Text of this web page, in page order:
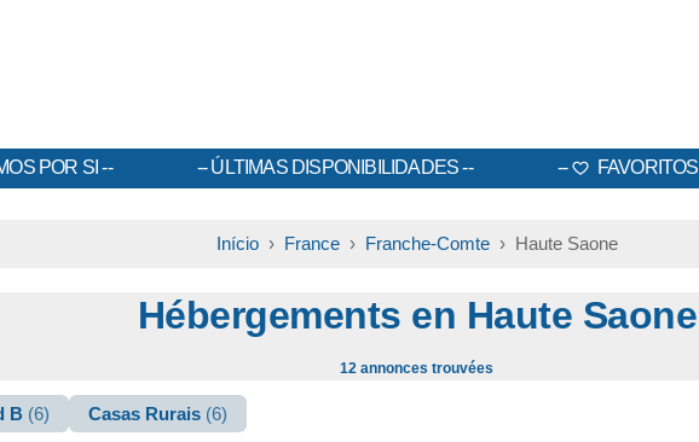
POR SI ÚLTIMAS DISPONIBILIDADES FAVORITOS
Início› France› Franche-Comte› Haute Saone
Hébergements en Haute Saone
12 annonces trouvées
B (6) Casas Rurais (6)